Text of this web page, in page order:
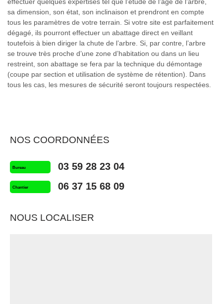
sa dimension, son état, son inclinaison et prendront en compte
tous les paramètres de votre terrain. Si votre site est parfaitement
dégagé, ils pourront effectuer un abattage direct en veillant
toutefois à bien diriger la chute de l’arbre. Si, par contre, l’arbre
se trouve très proche d’une zone d’habitation ou dans un lieu
restreint, son abattage se fera par la technique du démontage
(coupe par section et utilisation de système de rétention). Dans
tous les cas, les mesures de sécurité seront toujours respectées.
NOS COORDONNÉES
Bureau 03 59 28 23 04
Chantier 06 37 15 68 09
NOUS LOCALISER